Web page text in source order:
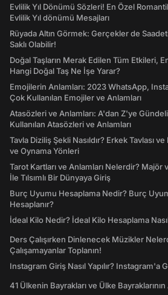
Evlilik Yıl Dönümü Sözleri! En Özel
Evlilik Yıl dönümü Mesajları
Rüyada Altın Görmek: Gerçekler de
Saklı Olabilir!
Doğal Taşların Merak Edilen Tüm Etkileri,
Hangi Doğal Taş Ne İşe Yarar?
Emojilerin Anlamları: 2023 WhatsApp,
Çok Kullanılan Emojiler ve Anlamları
Atasözleri ve Anlamları: A'dan Z'ye
Kullanılan Atasözleri ve Anlamları
Tavla Diziliş Şekli Nasıldır? Erkek Tavlası
ve Oynama Yönleri
Tarot Kartları ve Anlamları Nelerdir?
İle Tılsımlı Bir Dünyaya Giriş
Burç Uyumu Hesaplama Nedir? Burç
Hesaplanır?
İdeal Kilo Nedir? İdeal Kilo Hesaplama Nasıl
Ders Çalışırken Dinlenecek Müzikler
Çalışamayanlar Toplanın!
Instagram Giriş Nasıl Yapılır? Instagram'a
41 Ülkenin Bayrakları ve Ülke Bayraklarının